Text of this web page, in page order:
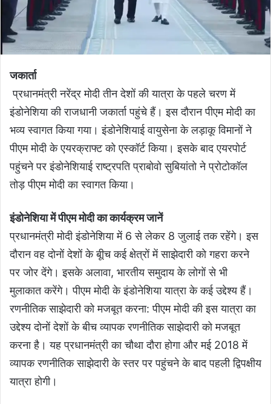
जकार्ता
प्रधानमंत्री नरेंद्र मोदी तीन देशों की यात्रा के पहले चरण में
इंडोनेशिया की राजधानी जकार्ता पहुंचे हैं। इस दौरान पीएम मोदी का
भव्य स्वागत किया गया। इंडोनेशियाई वायुसेना के लड़ाकू विमानों ने
पीएम मोदी के एयरक्राफ्ट को एस्कॉर्ट किया। इसके बाद एयरपोर्ट
पहुंचने पर इंडोनेशियाई राष्ट्रपति प्राबोवो सुबियांतो ने प्रोटोकॉल
तोड़ पीएम मोदी का स्वागत किया।
इंडोनेशिया में पीएम मोदी का कार्यक्रम जानें
प्रधानमंत्री मोदी इंडोनेशिया में 6 से लेकर 8 जुलाई तक रहेंगे। इस
दौरान वह दोनों देशों के बूीच कई क्षेत्रों में साझेदारी को गहरा करने
पर जोर देंगे। इसके अलावा, भारतीय समुदाय के लोगों से भी
मुलाकात करेंगे। पीएम मोदी के इंडोनेशिया यात्रा के कई उद्देश्य हैं।
रणनीतिक साझेदारी को मजबूत करना: पीएम मोदी की इस यात्रा का
उद्देश्य दोनों देशों के बीच व्यापक रणनीतिक साझेदारी को मजबूत
करना है। यह प्रधानमंत्री का चौथा दौरा होगा और मई 2018 में
व्यापक रणनीतिक साझेदारी के स्तर पर पहुंचने के बाद पहली द्विपक्षीय
यात्रा होगी।